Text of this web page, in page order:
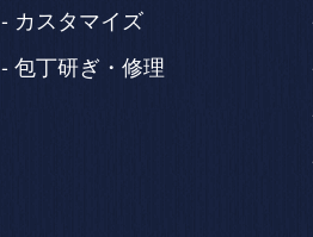
カスタマイズ
包丁研ぎ・修理